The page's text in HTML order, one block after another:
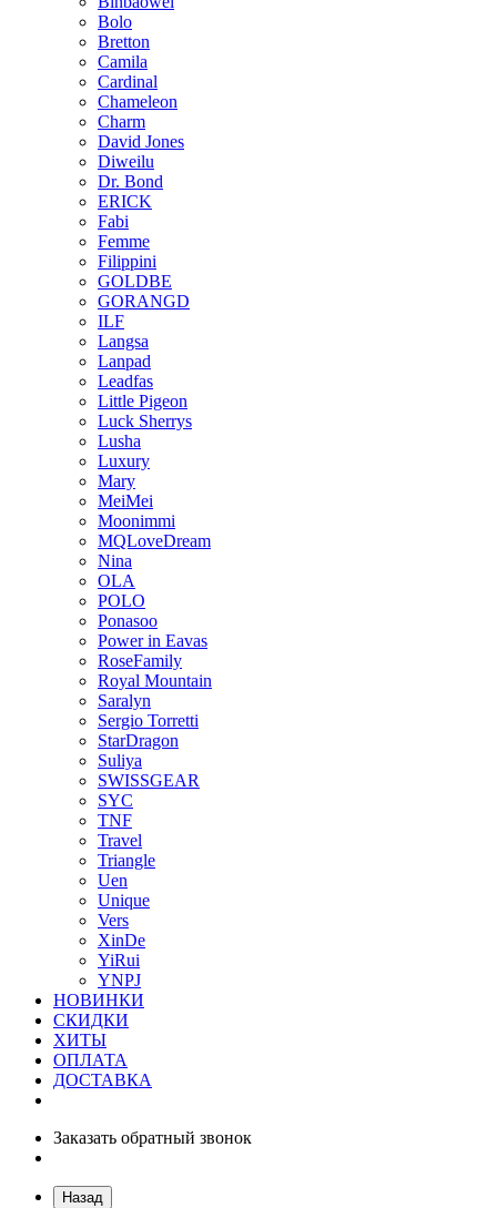
Bolo
Bretton
Camila
Cardinal
Chameleon
Charm
David Jones
Diweilu
Dr. Bond
ERICK
Fabi
Femme
Filippini
GOLDBE
GORANGD
ILF
Langsa
Lanpad
Leadfas
Little Pigeon
Luck Sherrys
Lusha
Luxury
Mary
MeiMei
Moonimmi
MQLoveDream
Nina
OLA
POLO
Ponasoo
Power in Eavas
RoseFamily
Royal Mountain
Saralyn
Sergio Torretti
StarDragon
Suliya
SWISSGEAR
SYC
TNF
Travel
Triangle
Uen
Unique
Vers
XinDe
YiRui
YNPJ
НОВИНКИ
СКИДКИ
ХИТЫ
ОПЛАТА
ДОСТАВКА
Заказать обратный звонок
Назад